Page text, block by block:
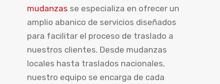
mudanzas se especializa en ofrecer un
amplio abanico de servicios diseñados
para facilitar el proceso de traslado a
nuestros clientes. Desde mudanzas
locales hasta traslados nacionales,
nuestro equipo se encarga de cada